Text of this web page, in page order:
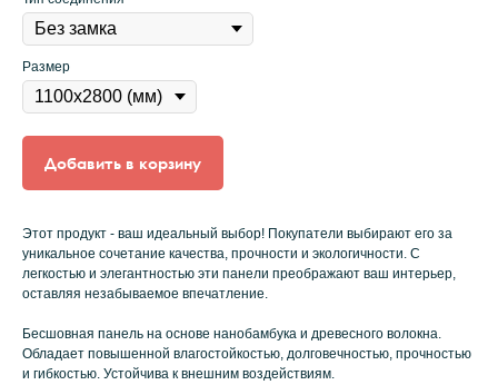
Размер
Добавить в корзину
Этот продукт - ваш идеальный выбор! Покупатели выбирают его за
уникальное сочетание качества, прочности и экологичности. С
легкостью и элегантностью эти панели преображают ваш интерьер,
оставляя незабываемое впечатление.
Бесшовная панель на основе нанобамбука и древесного волокна.
Обладает повышенной влагостойкостью, долговечностью, прочностью
и гибкостью. Устойчива к внешним воздействиям.